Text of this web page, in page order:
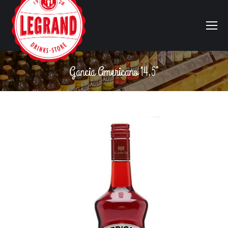
Gancia Americano 14,5°
Vous êtes ici :